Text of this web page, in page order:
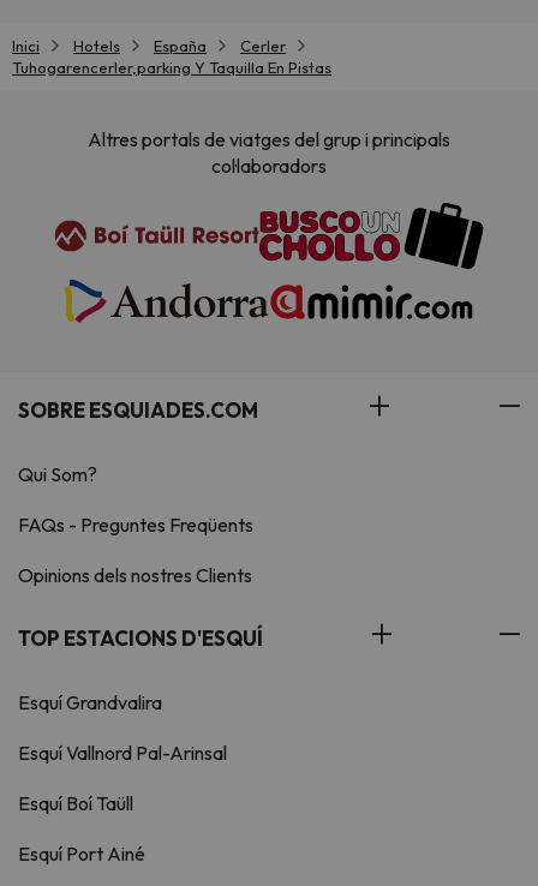
Inici Hotels España
Cerler
Tuhogarencerler,parking Y Taquilla En Pistas
Altres portals de viatges del grup i principals
col·laboradors
SOBRE ESQUIADES.COM
Qui Som?
FAQs - Preguntes Freqüents
Opinions dels nostres Clients
TOP ESTACIONS D'ESQUÍ
Esquí Grandvalira
Esquí Vallnord Pal-Arinsal
Esquí Boí Taüll
Esquí Port Ainé